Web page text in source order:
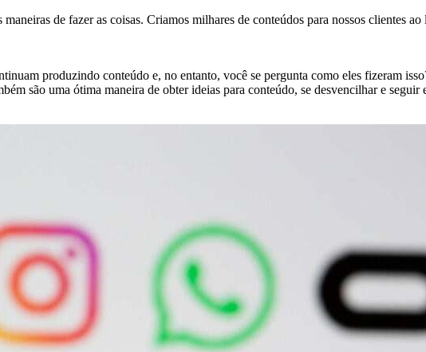
de fazer as coisas. Criamos milhares de conteúdos para nossos clientes
produzindo conteúdo e, no entanto, você se pergunta como eles fizeram
são uma ótima maneira de obter ideias para conteúdo, se desvencilhar e